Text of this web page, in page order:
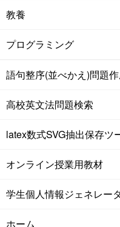
教養
プログラミング
語句整序(並べかえ)問題
高校英文法問題検索
latex数式SVG抽出保存ツ
オンライン授業用教材
学生個人情報ジェネレー
ホーム